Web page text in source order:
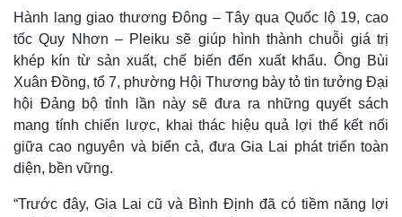
Thế giới
Multimedia
Hành lang giao thương Đông – Tây qua Quốc lộ 19, cao
tốc Quy Nhơn – Pleiku sẽ giúp hình thành chuỗi giá trị
khép kín từ sản xuất, chế biến đến xuất khẩu. Ông Bùi
Xuân Đồng, tổ 7, phường Hội Thương bày tỏ tin tưởng Đại
hội Đảng bộ tỉnh lần này sẽ đưa ra những quyết sách
mang tính chiến lược, khai thác hiệu quả lợi thế kết nối
giữa cao nguyên và biển cả, đưa Gia Lai phát triển toàn
diện, bền vững.
“Trước đây, Gia Lai cũ và Bình Định đã có tiềm năng lợi